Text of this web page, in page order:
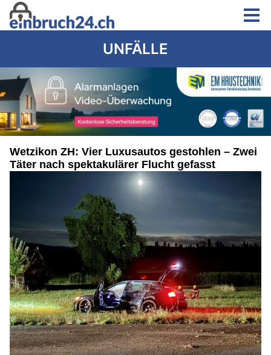
UNFÄLLE
Wetzikon ZH: Vier Luxusautos gestohlen – Zwei
Täter nach spektakulärer Flucht gefasst